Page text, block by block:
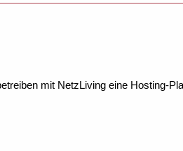
mit NetzLiving eine Hosting-